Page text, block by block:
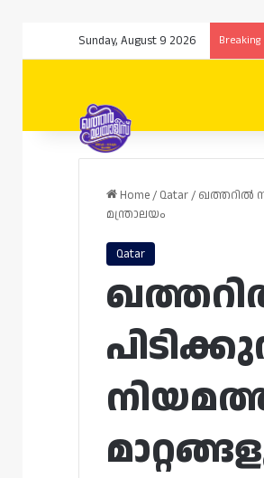
Sunday, August 9 2026 Breaking
Home/ Qatar/ ഖത്തറിൽ
മന്ത്രാലയം
Qatar